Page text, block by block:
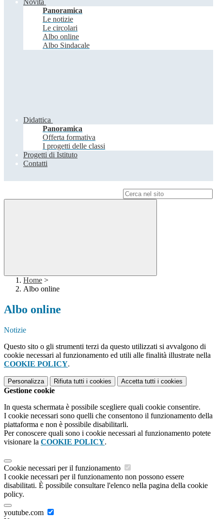
Novità
Panoramica
Le notizie
Le circolari
Albo online
Albo Sindacale
Didattica
Panoramica
Offerta formativa
I progetti delle classi
Progetti di Istituto
Contatti
Home >
Albo online
Albo online
Notizie
Questo sito o gli strumenti terzi da questo utilizzati si avvalgono di
cookie necessari al funzionamento ed utili alle finalità illustrate nella
COOKIE POLICY.
Personalizza Rifiuta tutti i cookies Accetta tutti i cookies
Gestione cookie
In questa schermata è possibile scegliere quali cookie consentire.
I cookie necessari sono quelli che consentono il funzionamento della
piattaforma e non è possibile disabilitarli.
Per conoscere quali sono i cookie necessari al funzionamento potete
visionare la COOKIE POLICY.
Cookie necessari per il funzionamento
I cookie necessari per il funzionamento non possono essere
disabilitati. È possibile consultare l'elenco nella pagina della cookie
policy.
youtube.com